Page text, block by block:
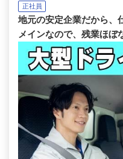
正社員
地元の安定企業だから、
メインなので、残業ほぼ